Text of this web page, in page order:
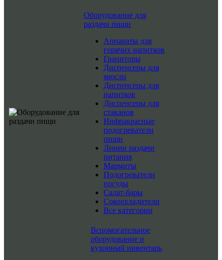
Оборудование для
раздачи пищи
Аппараты для
горячих напитков
Граниторы
Диспенсеры для
мюсли
Диспенсеры для
напитков
Диспенсеры для
стаканов
Инфракрасные
подогреватели
пищи
Линии раздачи
питания
Мармиты
Подогреватели
посуды
Салат-бары
Сокоохладители
Все категории
Вспомогательное
оборудование и
кухонный инвентарь